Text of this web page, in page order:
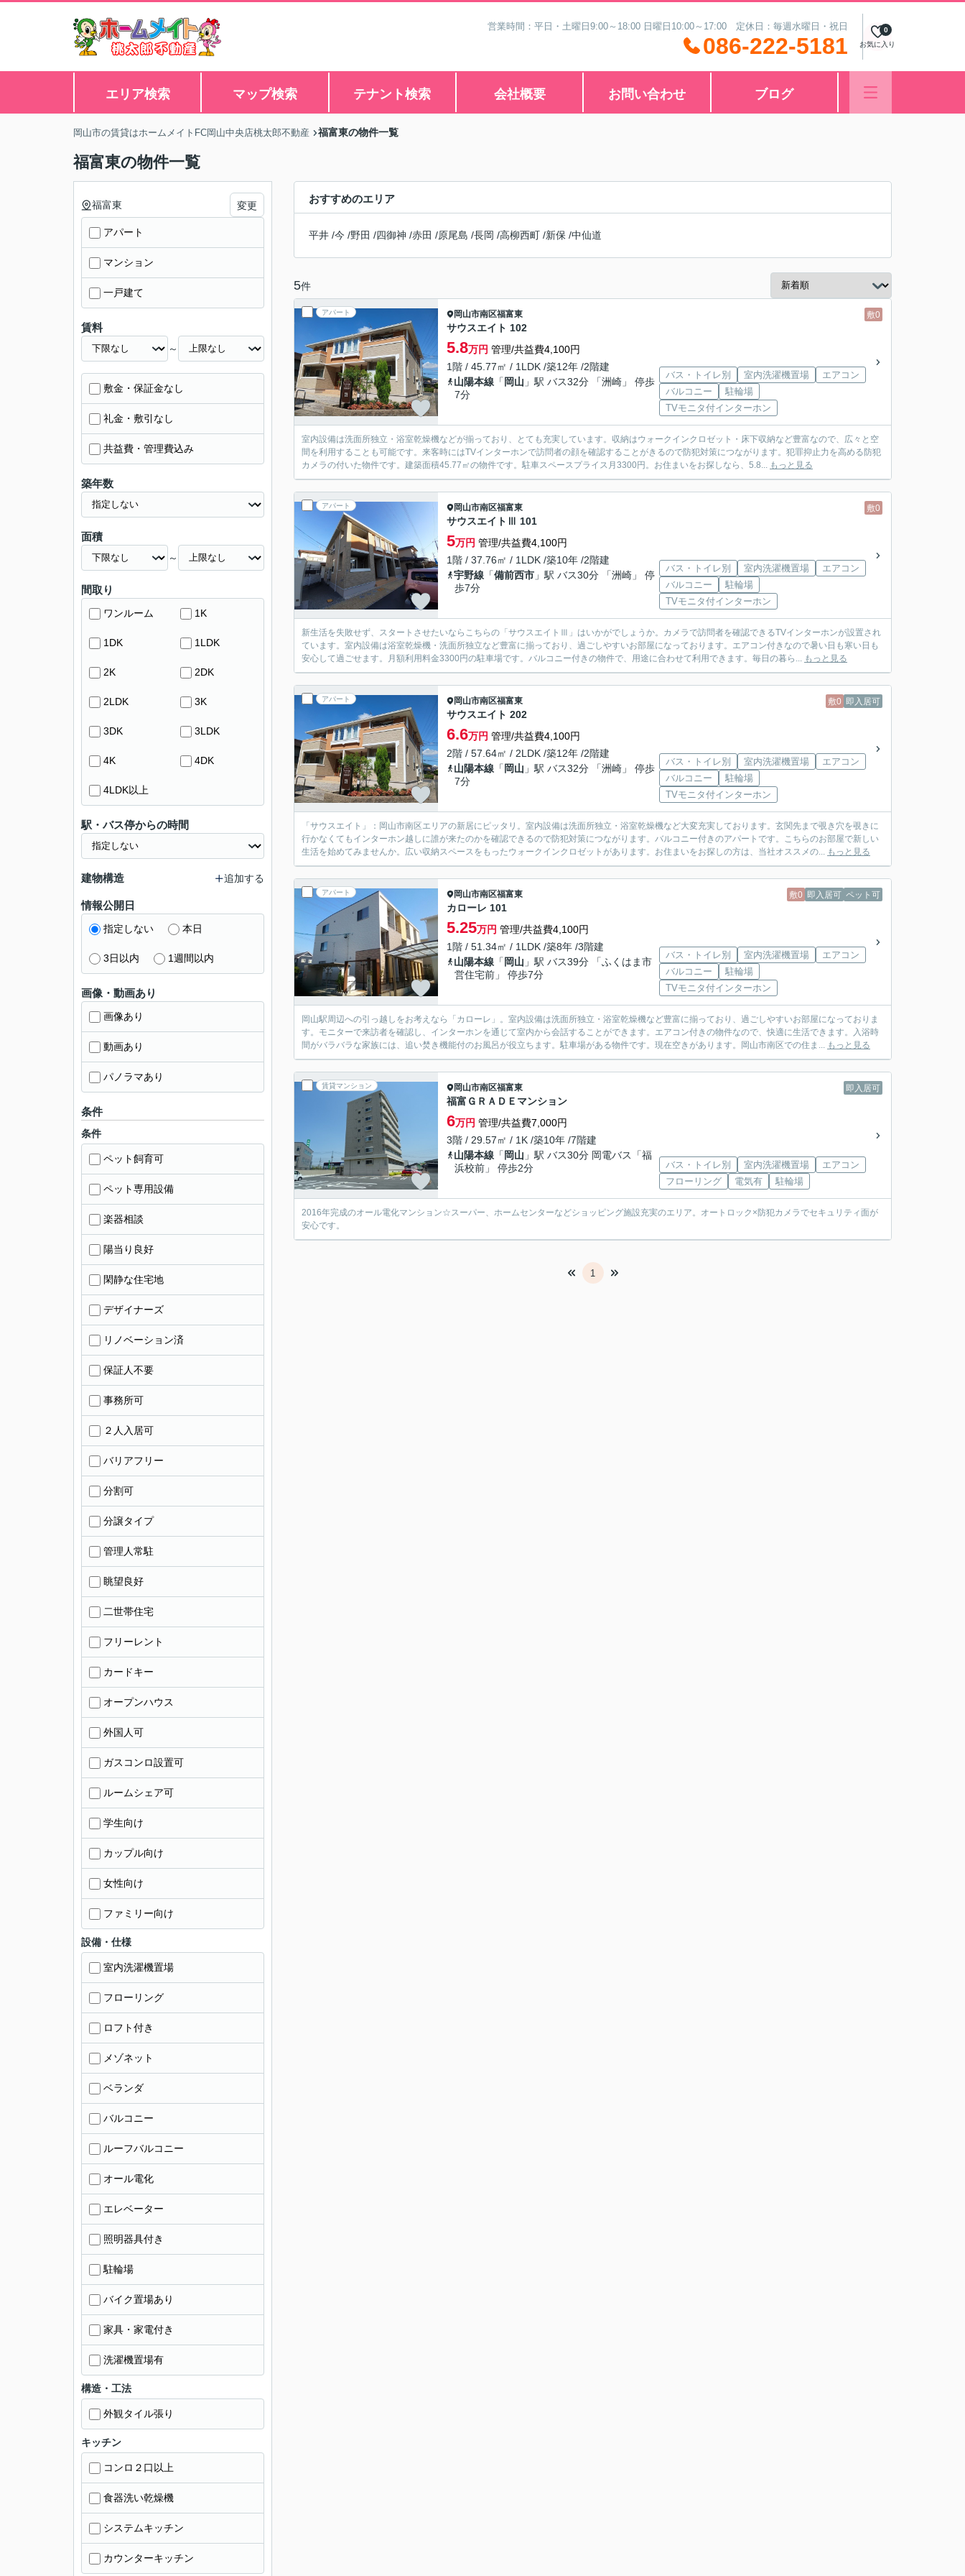
営業時間：平日・土曜日9:00～18:00 日曜日10:00～17:00 定休日：毎週水曜日・祝日
086-222-5181 お気に入り
0
エリア検索 マップ検索 テナント検索 会社概要 お問い合わせ ブログ
岡山市の賃貸はホームメイトFC岡山中央店桃太郎不動産 福富東の物件一覧
福富東の物件一覧
おすすめのエリア
平井 /今 /野田 /四御神 /赤田 /原尾島 /長岡 /高柳西町 /新保 /中仙道
5件
アパート 敷0
岡山市南区福富東
サウスエイト 102
5.8万円 管理/共益費4,100円
1階 / 45.77㎡ / 1LDK /築12年 /2階建
山陽本線 「 岡山 」駅 バス32分 「洲崎」 停歩
7分
バス・トイレ別 室内洗濯機置場
エアコン
バルコニー
駐輪場
TVモニタ付インターホン
室内設備は洗面所独立・浴室乾燥機などが揃っており、とても充実しています。収納はウォークインクロゼット・床下収納など豊富なので、広々と空
間を利用することも可能です。来客時にはTVインターホンで訪問者の顔を確認することがきるので防犯対策につながります。犯罪抑止力を高める防犯
カメラの付いた物件です。建築面積45.77㎡の物件です。駐車スペースプライス月3300円。お住まいをお探しなら、5.8... もっと見る
アパート 敷0
岡山市南区福富東
サウスエイトⅢ 101
5万円 管理/共益費4,100円
1階 / 37.76㎡ / 1LDK /築10年 /2階建
宇野線 「備前西市 」駅 バス30分 「洲崎」 停
歩7分
バス・トイレ別 室内洗濯機置場
エアコン
バルコニー
駐輪場
TVモニタ付インターホン
新生活を失敗せず、スタートさせたいならこちらの「サウスエイトⅢ」はいかがでしょうか。カメラで訪問者を確認できるTVインターホンが設置され
ています。室内設備は浴室乾燥機・洗面所独立など豊富に揃っており、過ごしやすいお部屋になっております。エアコン付きなので暑い日も寒い日も
安心して過ごせます。月額利用料金3300円の駐車場です。バルコニー付きの物件で、用途に合わせて利用できます。毎日の暮ら... もっと見る
アパート 敷0 即入居可
岡山市南区福富東
サウスエイト 202
6.6万円 管理/共益費4,100円
2階 / 57.64㎡ / 2LDK /築12年 /2階建
山陽本線 「 岡山 」駅 バス32分 「洲崎」 停歩
7分
バス・トイレ別 室内洗濯機置場
エアコン
バルコニー
駐輪場
TVモニタ付インターホン
「サウスエイト」：岡山市南区エリアの新居にピッタリ。室内設備は洗面所独立・浴室乾燥機など大変充実しております。玄関先まで覗き穴を覗きに
行かなくてもインターホン越しに誰が来たのかを確認できるので防犯対策につながります。バルコニー付きのアパートです。こちらのお部屋で新しい
生活を始めてみませんか。広い収納スペースをもったウォークインクロゼットがあります。お住まいをお探しの方は、当社オススメの... もっと見る
アパート 敷0 即入居可 ペット可
岡山市南区福富東
カローレ 101
5.25万円 管理/共益費4,100円
1階 / 51.34㎡ / 1LDK /築8年 /3階建
山陽本線 「 岡山 」駅 バス39分 「ふくはま市
営住宅前」 停歩7分
バス・トイレ別 室内洗濯機置場
エアコン
バルコニー
駐輪場
TVモニタ付インターホン
岡山駅周辺への引っ越しをお考えなら「カローレ」。室内設備は洗面所独立・浴室乾燥機など豊富に揃っており、過ごしやすいお部屋になっておりま
す。モニターで来訪者を確認し、インターホンを通じて室内から会話することができます。エアコン付きの物件なので、快適に生活できます。入浴時
間がバラバラな家族には、追い焚き機能付のお風呂が役立ちます。駐車場がある物件です。現在空きがあります。岡山市南区での住ま... もっと見る
賃貸マンション 即入居可
岡山市南区福富東
福富ＧＲＡＤＥマンション
6万円 管理/共益費7,000円
3階 / 29.57㎡ / 1K /築10年 /7階建
山陽本線 「 岡山 」駅 バス30分 岡電バス「福
浜校前」 停歩2分
バス・トイレ別 室内洗濯機置場
エアコン
フローリング
電気有 駐輪場
2016年完成のオール電化マンション☆スーパー、ホームセンターなどショッピング施設充実のエリア。オートロック×防犯カメラでセキュリティ面が
安心です。
1
福富東 変更
アパート
マンション
一戸建て
賃料
～
敷金・保証金なし
礼金・敷引なし
共益費・管理費込み
築年数
面積
～
間取り
ワンルーム 1K
1DK 1LDK
2K 2DK
2LDK 3K
3DK 3LDK
4K 4DK
4LDK以上
駅・バス停からの時間
建物構造 追加する
情報公開日
指定しない 本日
3日以内 1週間以内
画像・動画あり
画像あり
動画あり
パノラマあり
条件
条件
ペット飼育可
ペット専用設備
楽器相談
陽当り良好
閑静な住宅地
デザイナーズ
リノベーション済
保証人不要
事務所可
２人入居可
バリアフリー
分割可
分譲タイプ
管理人常駐
眺望良好
二世帯住宅
フリーレント
カードキー
オープンハウス
外国人可
ガスコンロ設置可
ルームシェア可
学生向け
カップル向け
女性向け
ファミリー向け
設備・仕様
室内洗濯機置場
フローリング
ロフト付き
メゾネット
ベランダ
バルコニー
ルーフバルコニー
オール電化
エレベーター
照明器具付き
駐輪場
バイク置場あり
家具・家電付き
洗濯機置場有
構造・工法
外観タイル張り
キッチン
コンロ２口以上
食器洗い乾燥機
システムキッチン
カウンターキッチン